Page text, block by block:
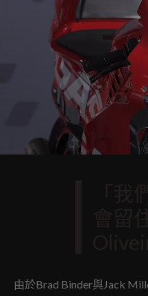
由於Brad Binder與Jack